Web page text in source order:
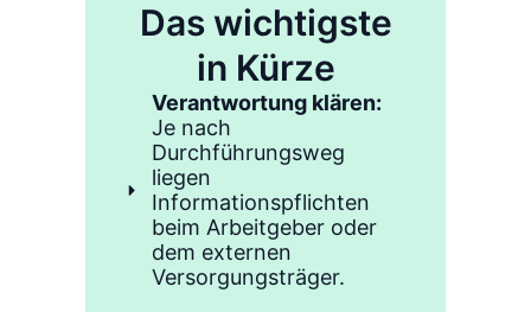
Das wichtigste
in Kürze
Verantwortung klären:
Je nach
Durchführungsweg
liegen
Informationspflichten
beim Arbeitgeber oder
dem externen
Versorgungsträger.